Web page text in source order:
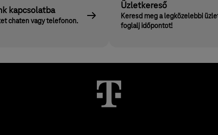
kapcsolatba
chaten vagy telefonon.
Üzletkereső
Keresd meg a legközelebbi
foglalj időpontot!